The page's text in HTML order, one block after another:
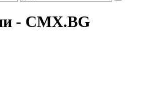
- CMX.BG